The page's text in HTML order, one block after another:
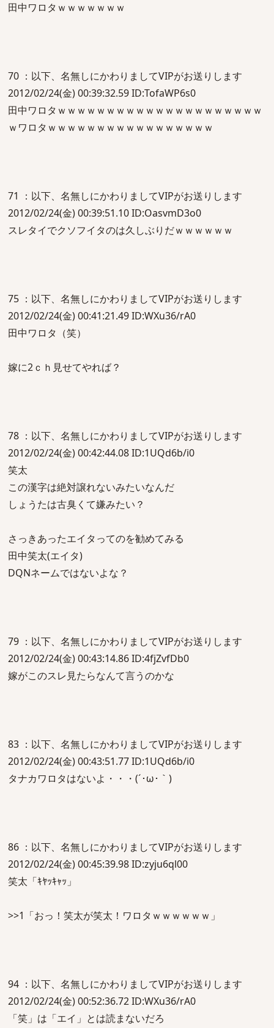
田中ワロタｗｗｗｗｗｗｗ
70 ：以下、名無しにかわりましてVIPがお送りします
2012/02/24(金) 00:39:32.59 ID:TofaWP6s0
田中ワロタｗｗｗｗｗｗｗｗｗｗｗｗｗｗｗｗｗｗｗｗｗ
ｗワロタｗｗｗｗｗｗｗｗｗｗｗｗｗｗｗｗｗ
71 ：以下、名無しにかわりましてVIPがお送りします
2012/02/24(金) 00:39:51.10 ID:OasvmD3o0
スレタイでクソフイタのは久しぶりだｗｗｗｗｗｗ
75 ：以下、名無しにかわりましてVIPがお送りします
2012/02/24(金) 00:41:21.49 ID:WXu36/rA0
田中ワロタ（笑）
嫁に2ｃｈ見せてやれば？
78 ：以下、名無しにかわりましてVIPがお送りします
2012/02/24(金) 00:42:44.08 ID:1UQd6b/i0
笑太
この漢字は絶対譲れないみたいなんだ
しょうたは古臭くて嫌みたい？
さっきあったエイタってのを勧めてみる
田中笑太(エイタ)
DQNネームではないよな？
79 ：以下、名無しにかわりましてVIPがお送りします
2012/02/24(金) 00:43:14.86 ID:4fjZvfDb0
嫁がこのスレ見たらなんて言うのかな
83 ：以下、名無しにかわりましてVIPがお送りします
2012/02/24(金) 00:43:51.77 ID:1UQd6b/i0
タナカワロタはないよ・・・(´･ω･｀)
86 ：以下、名無しにかわりましてVIPがお送りします
2012/02/24(金) 00:45:39.98 ID:zyju6ql00
笑太「ｷﾔｯｷｬｯ」
>>1「おっ！笑太が笑太！ワロタｗｗｗｗｗｗ」
94 ：以下、名無しにかわりましてVIPがお送りします
2012/02/24(金) 00:52:36.72 ID:WXu36/rA0
「笑」は「エイ」とは読まないだろ